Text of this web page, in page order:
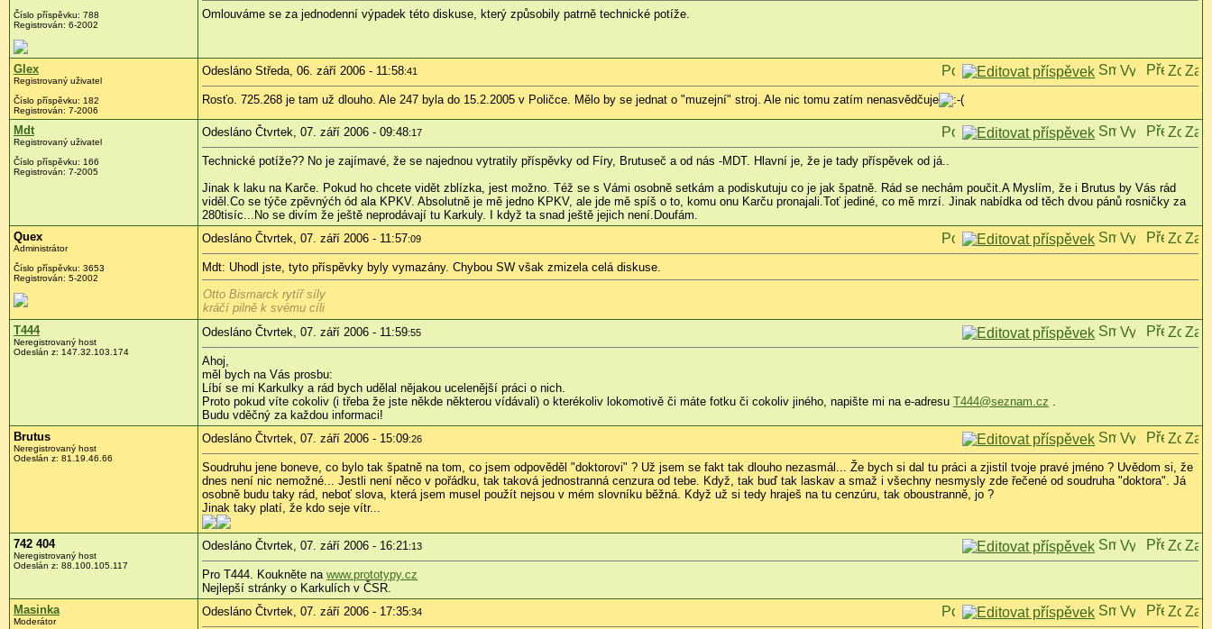
Číslo příspěvku: 788
Registrován: 6-2002
Omlouváme se za jednodenní výpadek této diskuse, který způsobily patrně technické potíže.
Glex
Registrovaný uživatel
Číslo příspěvku: 182
Registrován: 7-2006
Odesláno Středa, 06. září 2006 - 11:58:41
Rosťo. 725.268 je tam už dlouho. Ale 247 byla do 15.2.2005 v Poličce. Mělo by se jednat o "muzejní" stroj. Ale nic tomu zatím nenasvědčuje
Mdt
Registrovaný uživatel
Číslo příspěvku: 166
Registrován: 7-2005
Odesláno Čtvrtek, 07. září 2006 - 09:48:17
Technické potíže?? No je zajímavé, že se najednou vytratily příspěvky od Fíry, Brutuseč a od nás -MDT. Hlavní je, že je tady příspěvek od já..
Jinak k laku na Karče. Pokud ho chcete vidět zblízka, jest možno. Též se s Vámi osobně setkám a podiskutuju co je jak špatně. Rád se nechám poučit.A Myslím, že i Brutus by Vás rád
viděl.Co se týče zpěvnýćh ód ala KPKV. Absolutně je mě jedno KPKV, ale jde mě spíš o to, komu onu Karču pronajali.Toť jediné, co mě mrzí. Jinak nabídka od těch dvou pánů rosničky za
280tisíc...No se divím že ještě neprodávají tu Karkuly. I když ta snad ještě jejich není.Doufám.
Quex
Administrátor
Číslo příspěvku: 3653
Registrován: 5-2002
Odesláno Čtvrtek, 07. září 2006 - 11:57:09
Mdt: Uhodl jste, tyto příspěvky byly vymazány. Chybou SW však zmizela celá diskuse.
Otto Bismarck rytíř síly
kráčí pilně k svému cíli
T444
Neregistrovaný host
Odeslán z: 147.32.103.174
Odesláno Čtvrtek, 07. září 2006 - 11:59:55
Ahoj,
měl bych na Vás prosbu:
Líbí se mi Karkulky a rád bych udělal nějakou ucelenější práci o nich.
Proto pokud víte cokoliv (i třeba že jste někde některou vídávali) o kterékoliv lokomotivě či máte fotku či cokoliv jiného, napište mi na e-adresu T444@seznam.cz
Budu vděčný za každou informaci!
Brutus
Neregistrovaný host
Odeslán z: 81.19.46.66
Odesláno Čtvrtek, 07. září 2006 - 15:09:26
Soudruhu jene boneve, co bylo tak špatně na tom, co jsem odpověděl "doktorovi" ? Už jsem se fakt tak dlouho nezasmál... Že bych si dal tu práci a zjistil tvoje pravé jméno ? Uvědom si, že
dnes není nic nemožné... Jestli není něco v pořádku, tak taková jednostranná cenzura od tebe. Když, tak buď tak laskav a smaž i všechny nesmysly zde řečené od soudruha "doktora". Já
osobně budu taky rád, neboť slova, která jsem musel použít nejsou v mém slovníku běžná. Když už si tedy hraješ na tu cenzúru, tak oboustranně, jo ?
Jinak taky platí, že kdo seje vítr...
742 404
Neregistrovaný host
Odeslán z: 88.100.105.117
Odesláno Čtvrtek, 07. září 2006 - 16:21 :13
Pro T444. Koukněte na www.prototypy.cz
Nejlepší stránky o Karkulích v ČSR.
Masinka
Moderátor
Odesláno Čtvrtek, 07. září 2006 - 17:35:34